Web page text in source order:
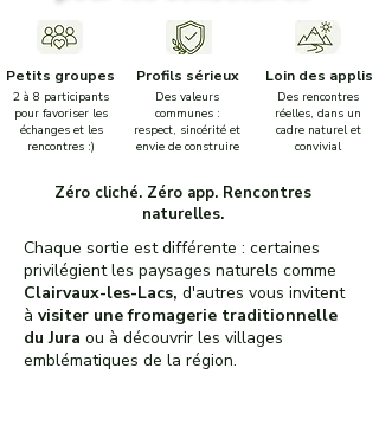
Petits groupes
2 à 8 participants
pour favoriser les
échanges et les
rencontres :)
Profils sérieux
Des valeurs
communes :
respect, sincérité et
envie de construire
Loin des applis
Des rencontres
réelles, dans un
cadre naturel et
convivial
Zéro cliché. Zéro app. Rencontres
naturelles.
Chaque sortie est différente : certaines
privilégient les paysages naturels comme
Clairvaux-les-Lacs, d'autres vous invitent
à visiter une fromagerie traditionnelle
du Jura ou à découvrir les villages
emblématiques de la région.